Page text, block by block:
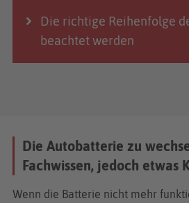
Die richtige Reihenfolge
beachtet werden
Die Autobatterie zu
Fachwissen, jedoch etwas
Wenn die Batterie nicht mehr